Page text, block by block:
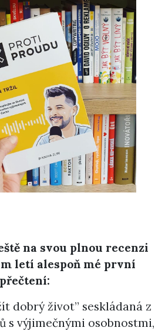
na svou plnou recenzi
letí alespoň mé první
dobrý život” seskládaná z
s výjimečnými osobnostmi,